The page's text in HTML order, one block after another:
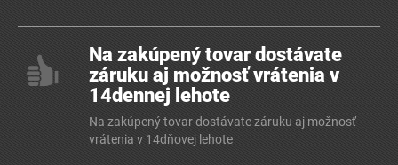
Na zakúpený tovar dostávate
záruku aj možnosť vrátenia v
14dennej lehote
Na zakúpený tovar dostávate záruku aj možnosť
vrátenia v 14dňovej lehote